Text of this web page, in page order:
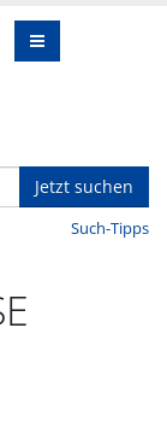
Jetzt suchen
Such-Tipps